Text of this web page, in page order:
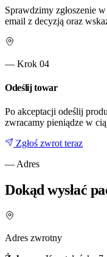
Sprawdzimy zgłoszenie
email z decyzją oraz
— Krok 04
Odeślij towar
Po akceptacji odeślij
zwracamy pieniądze w
Zgłoś zwrot teraz
— Adres
Dokąd wysłać
Adres zwrotny